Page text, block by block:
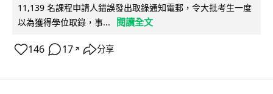
11,139 名課程申請人錯誤發出取錄通知電郵，令大批考生一度
以為獲得學位取錄，事...
閱讀全文
146 17 ↗ 分享